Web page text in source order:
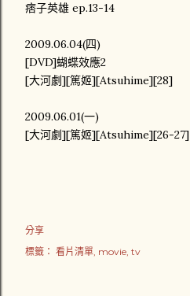
痞子英雄 ep.13-14
2009.06.04(四)
[DVD]蝴蝶效應2
[大河劇][篤姬][Atsuhime][28]
2009.06.01(一)
[大河劇][篤姬][Atsuhime][26-27]
分享
標籤： 看片清單 movie tv